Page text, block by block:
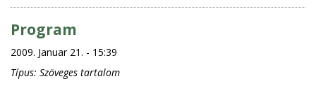
Program
2009. Januar 21. - 15:39
Típus: Szöveges tartalom